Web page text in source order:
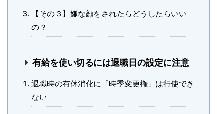
【その３】嫌な顔をされたらどうしたらいい
の？
有給を使い切るには退職日の設定に注意
退職時の有休消化に「時季変更権」は行使でき
ない